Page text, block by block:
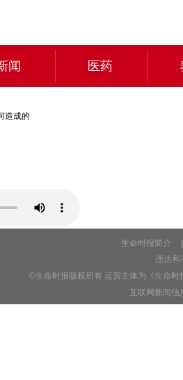
闻 医药
造成的
生命时报简介
违法和
©生命时报版权所有 运营主体为《生命
互联网新闻信